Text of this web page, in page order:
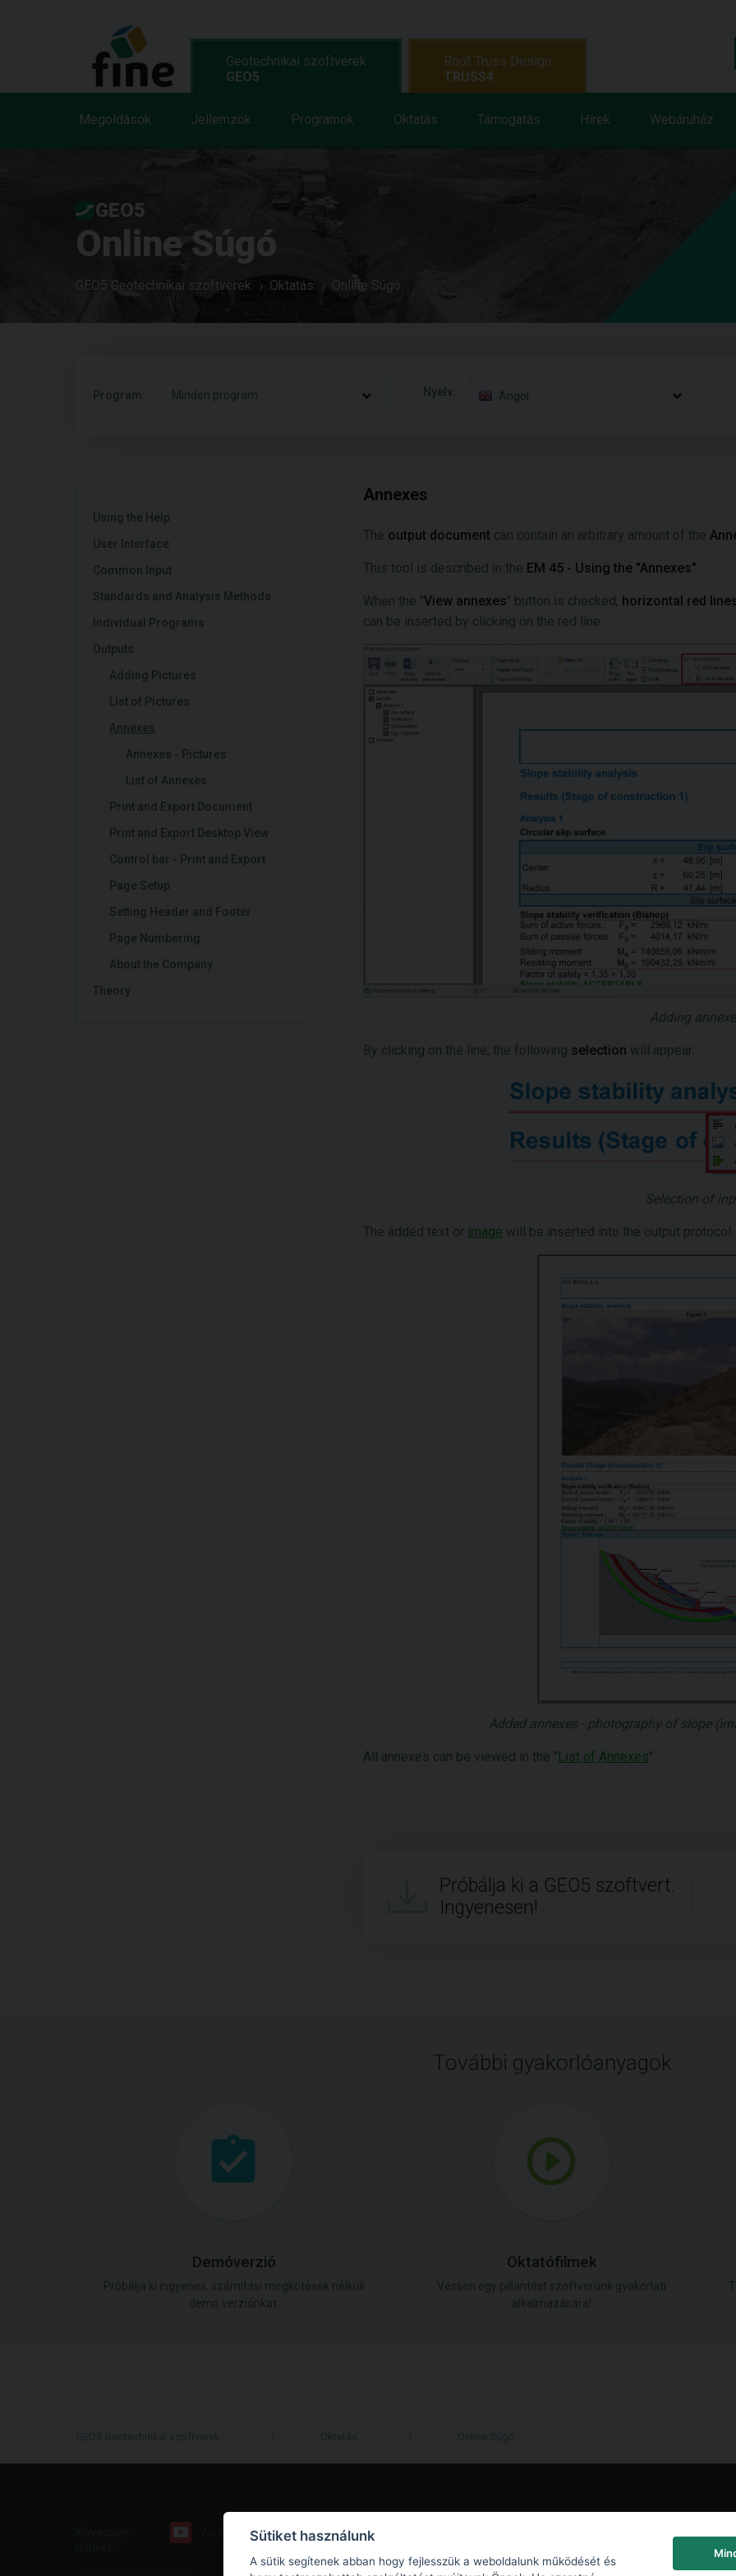
Geotechnikai szoftverek
GEO5
Megoldások Jellemzök Programok Oktatás Támogatás Hírek Webáruház
Roof Truss Design
TRUSS4
GEO5
Online Súgó
GEO5 Geotechnikai szoftverek Oktatás Online Súgó
Program: Minden program Nyelv: Angol
Using the Help
User Interface
Common Input
Standards and Analysis Methods
Individual Programs
Outputs
Adding Pictures
List of Pictures
Annexes
Annexes - Pictures
List of Annexes
Print and Export Document
Print and Export Desktop View
Control bar - Print and Export
Page Setup
Setting Header and Footer
Page Numbering
About the Company
Theory
Annexes
The output document can contain an arbitrary amount of the
This tool is described in the EM 45 - Using the "Annexes"
When the "View annexes" button is checked, horizontal red
can be inserted by clicking on the red line.
Adding
By clicking on the line, the following selection will appear.
Selection of
The added text or image will be inserted into the output protocol.
Added annexes - photography of slope
All annexes can be viewed in the "List of Annexes".
Próbálja ki a GEO5 szoftvert.
Ingyenesen!
További gyakorlóanyagok
Demóverzió Oktatófilmek
Facebook
Sütiket használunk
A sütik segítenek abban hogy fejlesszük a weboldalunk működését és